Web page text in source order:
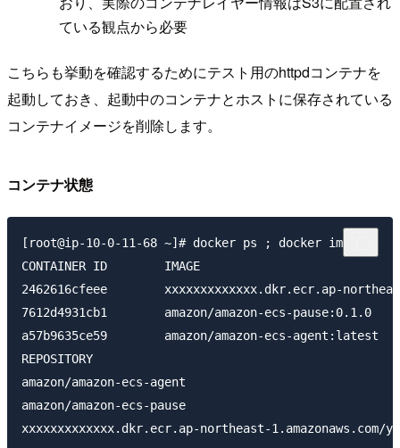
ている観点から必要
こちらも挙動を確認するためにテスト用のhttpdコンテナを
起動しておき、起動中のコンテナとホストに保存されている
コンテナイメージを削除します。
コンテナ状態
[root@ip-10-0-11-68 ~]# docker ps ; docker images
CONTAINER ID        IMAGE
2462616cfeee        xxxxxxxxxxxxx.dkr.ecr.ap-
7612d4931cb1        amazon/amazon-ecs-
a57b9635ce59        amazon/amazon-ecs-
REPOSITORY
amazon/amazon-ecs-agent
amazon/amazon-ecs-pause